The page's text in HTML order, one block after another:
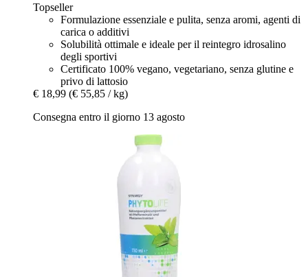
Topseller
Formulazione essenziale e pulita, senza aromi, agenti di
carica o additivi
Solubilità ottimale e ideale per il reintegro idrosalino
degli sportivi
Certificato 100% vegano, vegetariano, senza glutine e
privo di lattosio
€ 18,99 (€ 55,85 / kg)
Consegna entro il giorno 13 agosto